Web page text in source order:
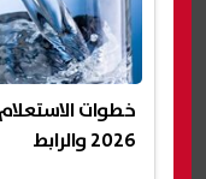
خطوات
2026 والرابط